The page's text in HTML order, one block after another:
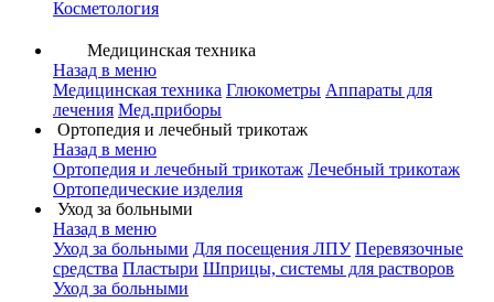
Косметология
Медицинская техника
Назад в меню
Медицинская техника Глюкометры Аппараты для
лечения Мед.приборы
Ортопедия и лечебный трикотаж
Назад в меню
Ортопедия и лечебный трикотаж Лечебный трикотаж
Ортопедические изделия
Уход за больными
Назад в меню
Уход за больными Для посещения ЛПУ Перевязочные
средства Пластыри Шприцы, системы для растворов
Уход за больными